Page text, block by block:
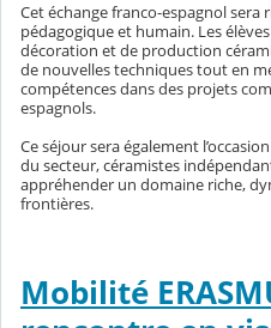
Cet échange franco-espagnol sera
pédagogique et humain. Les
décoration et de production
de nouvelles techniques tout en
compétences dans des projets
espagnols.
Ce séjour sera également
du secteur, céramistes
appréhender un domaine riche,
frontières.
Mobilité